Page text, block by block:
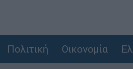
Πολιτική Οικονομία